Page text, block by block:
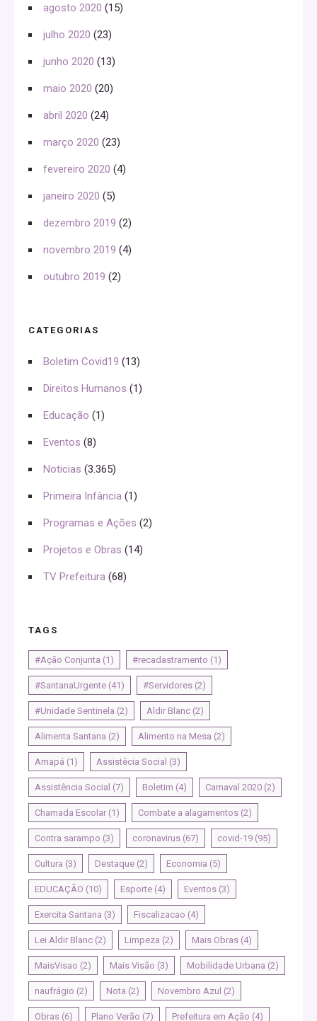
agosto 2020 (15)
julho 2020 (23)
junho 2020 (13)
maio 2020 (20)
abril 2020 (24)
março 2020 (23)
fevereiro 2020 (4)
janeiro 2020 (5)
dezembro 2019 (2)
novembro 2019 (4)
outubro 2019 (2)
CATEGORIAS
Boletim Covid19 (13)
Direitos Humanos (1)
Educação (1)
Eventos (8)
Noticias (3.365)
Primeira Infância (1)
Programas e Ações (2)
Projetos e Obras (14)
TV Prefeitura (68)
TAGS
#Ação Conjunta (1) #recadastramento (1)
#SantanaUrgente (41) #Servidores (2)
#Unidade Sentinela (2) Aldir Blanc (2)
Alimenta Santana (2) Alimento na Mesa (2)
Amapá (1) Assistêcia Social (3)
Assistência Social (7) Boletim (4) Carnaval 2020 (2)
Chamada Escolar (1) Combate a alagamentos (2)
Contra sarampo (3) coronavirus (67) covid-19 (95)
Cultura (3) Destaque (2) Economia (5)
EDUCAÇÃO (10) Esporte (4) Eventos (3)
Exercita Santana (3) Fiscalizacao (4)
Lei Aldir Blanc (2) Limpeza (2) Mais Obras (4)
MaisVisao (2) Mais Visão (3) Mobilidade Urbana (2)
naufrágio (2) Nota (2) Novembro Azul (2)
Obras (6) Plano Verão (7) Prefeitura em Ação (4)